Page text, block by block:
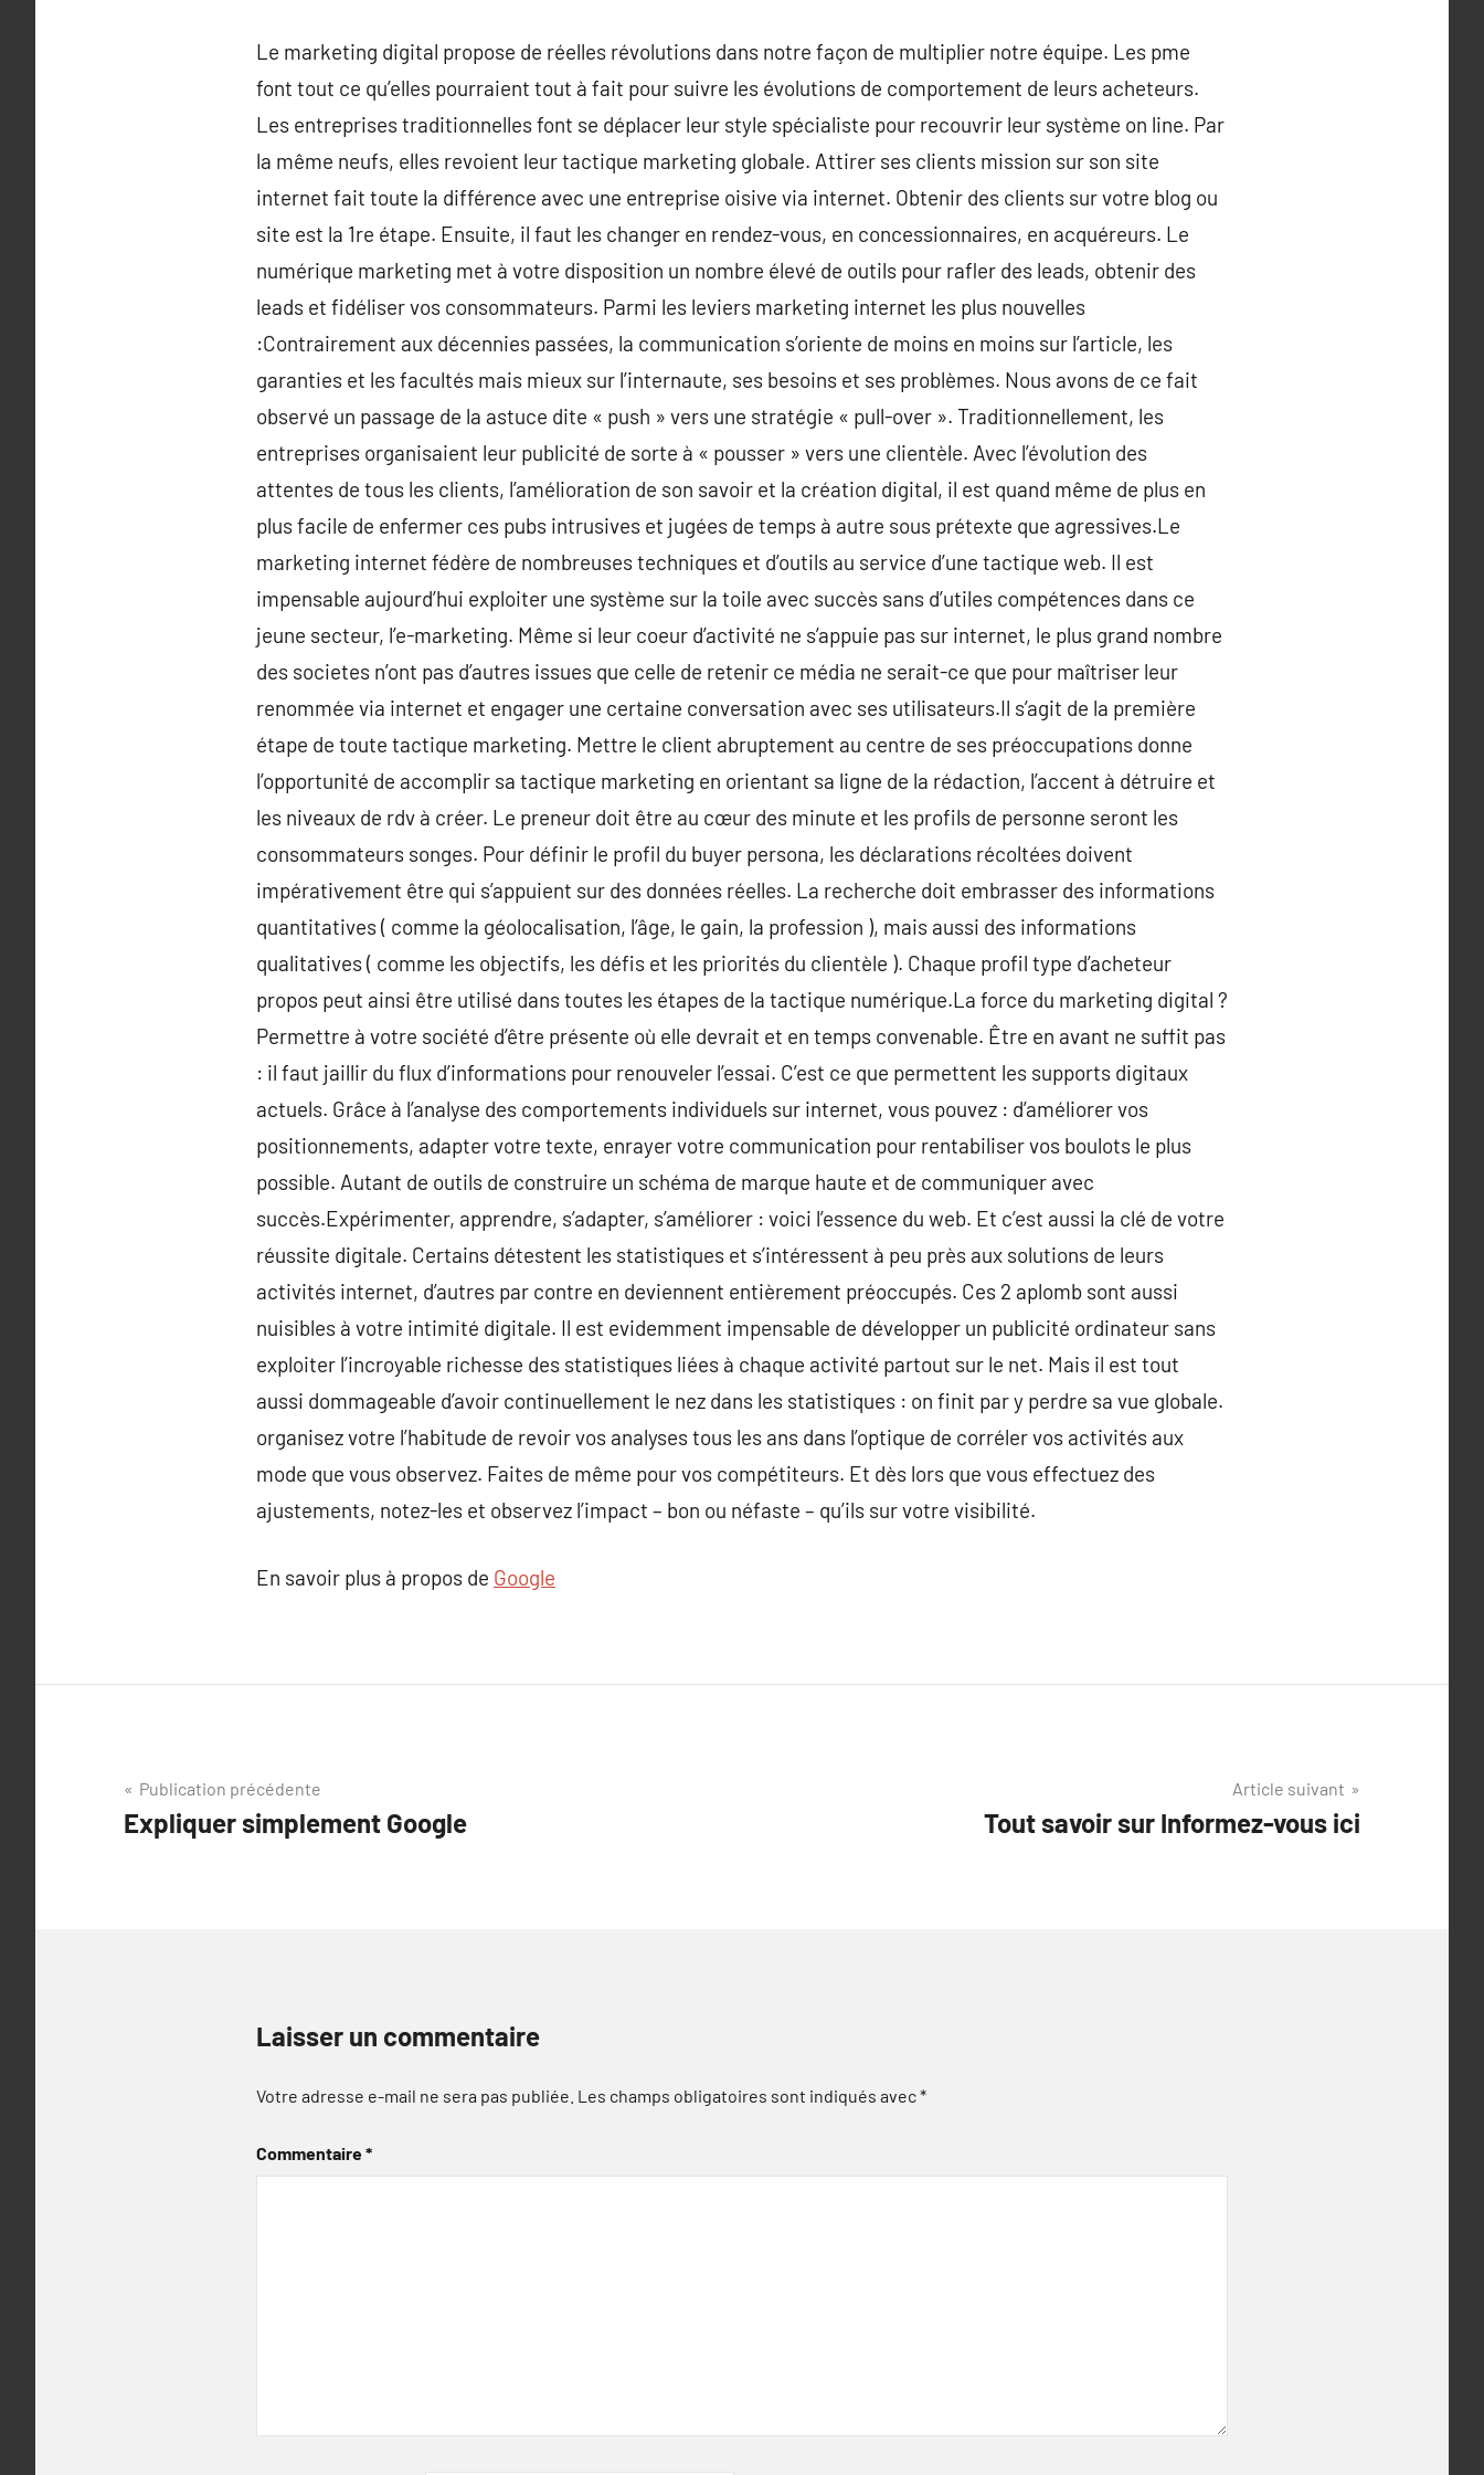
Le marketing digital propose de réelles révolutions dans notre façon de multiplier notre équipe. Les pme
font tout ce qu’elles pourraient tout à fait pour suivre les évolutions de comportement de leurs acheteurs.
Les entreprises traditionnelles font se déplacer leur style spécialiste pour recouvrir leur système on line. Par
la même neufs, elles revoient leur tactique marketing globale. Attirer ses clients mission sur son site
internet fait toute la différence avec une entreprise oisive via internet. Obtenir des clients sur votre blog ou
site est la 1re étape. Ensuite, il faut les changer en rendez-vous, en concessionnaires, en acquéreurs. Le
numérique marketing met à votre disposition un nombre élevé de outils pour rafler des leads, obtenir des
leads et fidéliser vos consommateurs. Parmi les leviers marketing internet les plus nouvelles
:Contrairement aux décennies passées, la communication s’oriente de moins en moins sur l’article, les
garanties et les facultés mais mieux sur l’internaute, ses besoins et ses problèmes. Nous avons de ce fait
observé un passage de la astuce dite « push » vers une stratégie « pull-over ». Traditionnellement, les
entreprises organisaient leur publicité de sorte à « pousser » vers une clientèle. Avec l’évolution des
attentes de tous les clients, l’amélioration de son savoir et la création digital, il est quand même de plus en
plus facile de enfermer ces pubs intrusives et jugées de temps à autre sous prétexte que agressives.Le
marketing internet fédère de nombreuses techniques et d’outils au service d’une tactique web. Il est
impensable aujourd’hui exploiter une système sur la toile avec succès sans d’utiles compétences dans ce
jeune secteur, l’e-marketing. Même si leur coeur d’activité ne s’appuie pas sur internet, le plus grand nombre
des societes n’ont pas d’autres issues que celle de retenir ce média ne serait-ce que pour maîtriser leur
renommée via internet et engager une certaine conversation avec ses utilisateurs.Il s’agit de la première
étape de toute tactique marketing. Mettre le client abruptement au centre de ses préoccupations donne
l’opportunité de accomplir sa tactique marketing en orientant sa ligne de la rédaction, l’accent à détruire et
les niveaux de rdv à créer. Le preneur doit être au cœur des minute et les profils de personne seront les
consommateurs songes. Pour définir le profil du buyer persona, les déclarations récoltées doivent
impérativement être qui s’appuient sur des données réelles. La recherche doit embrasser des informations
quantitatives ( comme la géolocalisation, l’âge, le gain, la profession ), mais aussi des informations
qualitatives ( comme les objectifs, les défis et les priorités du clientèle ). Chaque profil type d’acheteur
propos peut ainsi être utilisé dans toutes les étapes de la tactique numérique.La force du marketing digital ?
Permettre à votre société d’être présente où elle devrait et en temps convenable. Être en avant ne suffit pas
: il faut jaillir du flux d’informations pour renouveler l’essai. C’est ce que permettent les supports digitaux
actuels. Grâce à l’analyse des comportements individuels sur internet, vous pouvez : d’améliorer vos
positionnements, adapter votre texte, enrayer votre communication pour rentabiliser vos boulots le plus
possible. Autant de outils de construire un schéma de marque haute et de communiquer avec
succès.Expérimenter, apprendre, s’adapter, s’améliorer : voici l’essence du web. Et c’est aussi la clé de votre
réussite digitale. Certains détestent les statistiques et s’intéressent à peu près aux solutions de leurs
activités internet, d’autres par contre en deviennent entièrement préoccupés. Ces 2 aplomb sont aussi
nuisibles à votre intimité digitale. Il est evidemment impensable de développer un publicité ordinateur sans
exploiter l’incroyable richesse des statistiques liées à chaque activité partout sur le net. Mais il est tout
aussi dommageable d’avoir continuellement le nez dans les statistiques : on finit par y perdre sa vue globale.
organisez votre l’habitude de revoir vos analyses tous les ans dans l’optique de corréler vos activités aux
mode que vous observez. Faites de même pour vos compétiteurs. Et dès lors que vous effectuez des
ajustements, notez-les et observez l’impact – bon ou néfaste – qu’ils sur votre visibilité.
En savoir plus à propos de Google
Navigation
de
Publication précédente
Expliquer simplement Google
Article suivant
Tout savoir sur Informez-vous ici
Laisser un commentaire
Votre adresse e-mail ne sera pas publiée. Les champs obligatoires sont indiqués avec*
Commentaire*